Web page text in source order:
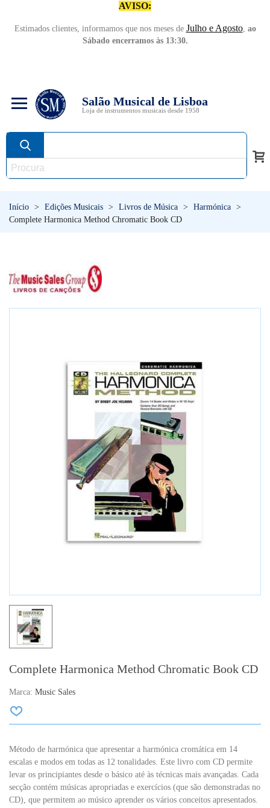
AVISO:
Estimados clientes, informamos que nos meses de Julho e Agosto, ao
Sábado encerramos às 13:30.
Salão Musical de Lisboa
Loja de instrumentos musicais desde 1958
Início > Edições Musicais > Livros de Música > Harmónica >
Complete Harmonica Method Chromatic Book CD
Complete Harmonica Method Chromatic Book CD
Marca: Music Sales
Método de harmónica que apresentar a harmónica cromática em 14
escalas e modos em todas as 12 tonalidades. Este livro com CD permite
levar os principiantes desde o básico até às técnicas mais avançadas. Cada
secção contém músicas apropriadas e exercícios (que são demonstradas no
CD), que permitem ao músico aprender os vários conceitos apresentados.